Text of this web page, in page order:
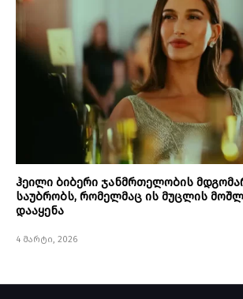
ჰეილი ბიბერი ჯანმრთელობის
საუბრობს, რომელმაც ის მუცლის
დააყენა
4 მარტი, 2026